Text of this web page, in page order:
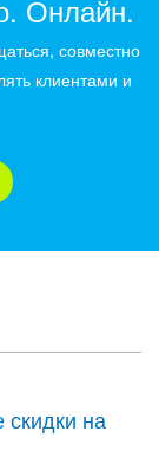
Онлайн.
совместно
клиентами и
скидки на